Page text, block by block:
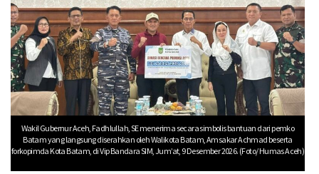
Wakil Gubernur Aceh, Fadhlullah, SE menerima secara simbolis bantuan dari pemko
Batam yang langsung diserahkan oleh Walikota Batam, Amsakar Achmad beserta
forkopimda Kota Batam, di Vip Bandara SIM, Jum’at, 9 Desember 2026. (Foto/ Humas Aceh)